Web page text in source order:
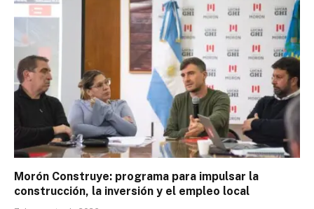
Morón Construye: programa para impulsar la
construcción, la inversión y el empleo local